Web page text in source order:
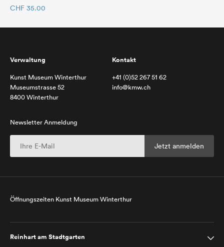
CHF 35.00
Verwaltung
Kunst Museum Winterthur
Museumstrasse 52
8400 Winterthur
Kontakt
+41 (0)52 267 51 62
info@kmw.ch
Newsletter Anmeldung
Öffnungszeiten Kunst Museum Winterthur
Reinhart am Stadtgarten